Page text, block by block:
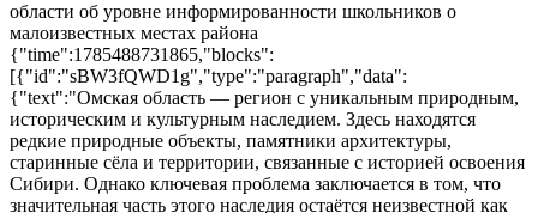
области об уровне информированности школьников о
малоизвестных местах района
{"time":1785488731865,"blocks":
[{"id":"sBW3fQWD1g","type":"paragraph","data":
{"text":"Омская область — регион с уникальным природным,
историческим и культурным наследием. Здесь находятся
редкие природные объекты, памятники архитектуры,
старинные сёла и территории, связанные с историей освоения
Сибири. Однако ключевая проблема заключается в том, что
значительная часть этого наследия остаётся неизвестной как